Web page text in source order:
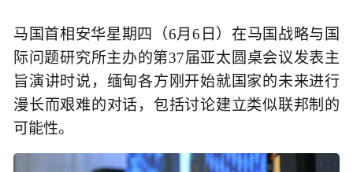
马国首相安华星期四（6月6日）在马国战略与国
际问题研究所主办的第37届亚太圆桌会议发表主
旨演讲时说，缅甸各方刚开始就国家的未来进行
漫长而艰难的对话，包括讨论建立类似联邦制的
可能性。